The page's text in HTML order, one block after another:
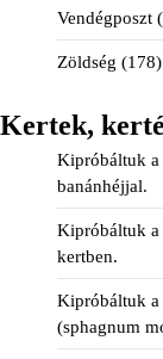
Vendégposzt
Zöldség (178)
Kertek,
Kipróbáltuk a
banánhéjjal.
Kipróbáltuk a
kertben.
Kipróbáltuk a
(sphagnum